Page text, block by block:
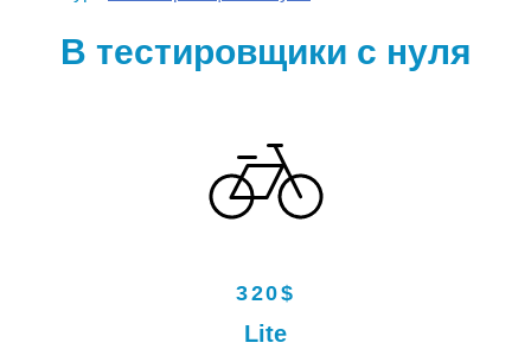
В тестировщики с нуля
320$
Lite